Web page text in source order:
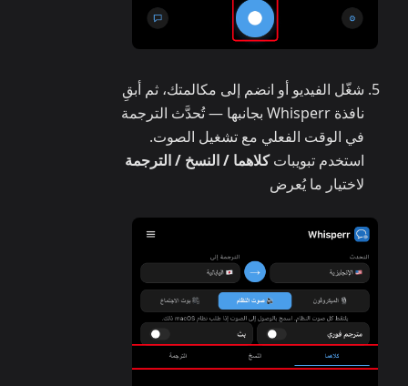
شغّل الفيديو أو انضم إلى مكالمتك، ثم أبقِ
نافذة Whisperr بجانبها — تُحدَّث الترجمة
في الوقت الفعلي مع تشغيل الصوت.
استخدم تبويباتكلاهما / النسخ / الترجمة
لاختيار ما يُعرض